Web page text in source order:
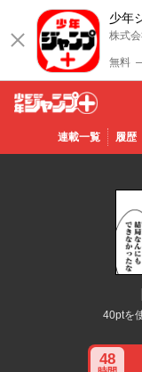
少年
株式
無料
少年ジ
ャンプ
連載一覧 履歴
40ptを
48